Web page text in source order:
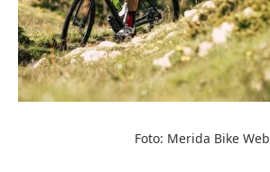
Foto: Merida Bike Web